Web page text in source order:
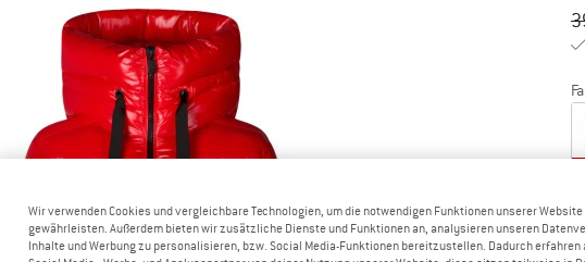
Wir verwenden Cookies und vergleichbare Technologien, um die notwendigen Funktionen unserer Website
gewährleisten. Außerdem bieten wir zusätzliche Dienste und Funktionen an, analysieren unseren
Inhalte und Werbung zu personalisieren, bzw. Social Media-Funktionen bereitzustellen. Dadurch erfahren